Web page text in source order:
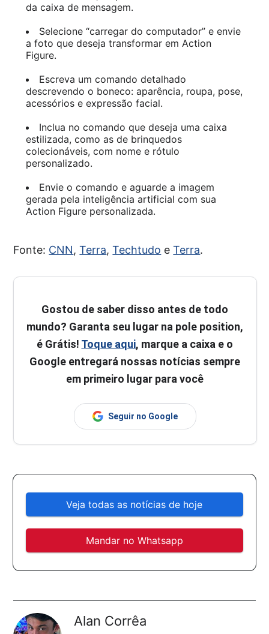
da caixa de mensagem.
Selecione “carregar do computador” e envie
a foto que deseja transformar em Action
Figure.
Escreva um comando detalhado
descrevendo o boneco: aparência, roupa, pose,
acessórios e expressão facial.
Inclua no comando que deseja uma caixa
estilizada, como as de brinquedos
colecionáveis, com nome e rótulo
personalizado.
Envie o comando e aguarde a imagem
gerada pela inteligência artificial com sua
Action Figure personalizada.
Fonte: CNN,Terra,Techtudo eTerra.
Gostou de saber disso antes de todo
mundo? Garanta seu lugar na pole position,
é Grátis! Toque aqui, marque a caixa e o
Google entregará nossas notícias sempre
em primeiro lugar para você
Seguir no Google
Veja todas as notícias de hoje
Mandar no Whatsapp
Alan Corrêa